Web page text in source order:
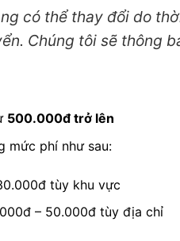
có thể thay đổi do
Chúng tôi sẽ thông
500.000đ trở lên
mức phí như sau:
tùy khu vực
– 50.000đ tùy địa chỉ